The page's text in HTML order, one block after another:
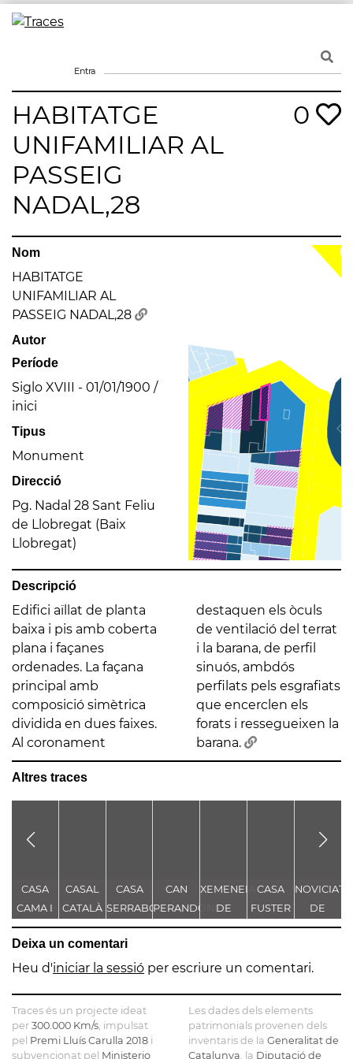
Skip
Entra
HABITATGE
UNIFAMILIAR AL
PASSEIG
NADAL,28
0
Nom
HABITATGE
UNIFAMILIAR AL
PASSEIG NADAL,28
Autor
Període
Siglo XVIII - 01/01/1900 /
inici
Tipus
Monument
Direcció
Pg. Nadal 28 Sant Feliu
de Llobregat (Baix
Llobregat)
Descripció
Edifici aïllat de planta
baixa i pis amb coberta
plana i façanes
ordenades. La façana
principal amb
composició simètrica
dividida en dues faixes.
Al coronament
destaquen els òculs
de ventilació del terrat
i la barana, de perfil
sinuós, ambdós
perfilats pels esgrafiats
que encerclen els
forats i ressegueixen la
barana.
Altres traces
CASA
CAMA I
ESCURRA
CASAL
CATALÀ
CASA
SERRABOU
CAN
PERANDONES
- CASA
FARJAS
XEMENEIA
DE
L'ANTIGA
C.E.L.O.
CASA
FUSTER
NOVICIAT
DE
NOSTRA
DE LA
Deixa un comentari
Heu d'iniciar la sessió per escriure un comentari.
Traces és un projecte ideat
per 300.000 Km/s , impulsat
pel Premi Lluís Carulla 2018 i
subvencionat pel Ministerio
Les dades dels elements
patrimonials provenen dels
inventaris de la Generalitat de
Catalunya , la Diputació de